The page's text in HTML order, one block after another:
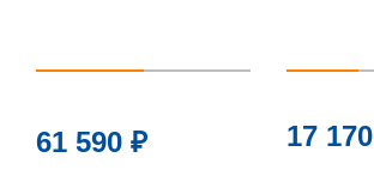
61 590 ₽ 17 170